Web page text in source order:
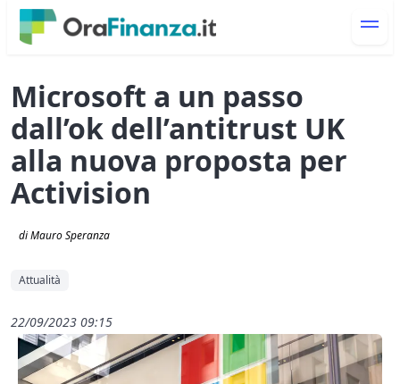
Microsoft a un passo
dall’ok dell’antitrust UK
alla nuova proposta per
Activision
di Mauro Speranza
Attualità
22/09/2023 09:15